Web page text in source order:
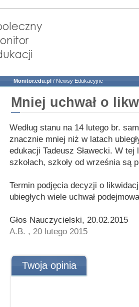
Monitor.edu.pl / Newsy Edukacyjne
Mniej uchwał o
Według stanu na 14 lutego br.
znacznie mniej niż w latach
edukacji Tadeusz Sławecki. W
szkołach, szkoły od września są
Termin podjęcia decyzji o
ubiegłych wiele uchwał
Głos Nauczycielski, 20.02.2015
A.B. , 20 lutego 2015
Twoja opinia